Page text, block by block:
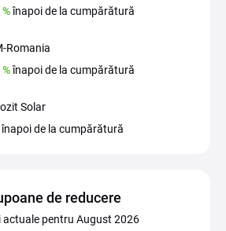
%înapoi de la cumpărătură
Romania
%înapoi de la cumpărătură
Solar
înapoi de la cumpărătură
de reducere
actuale pentru August 2026